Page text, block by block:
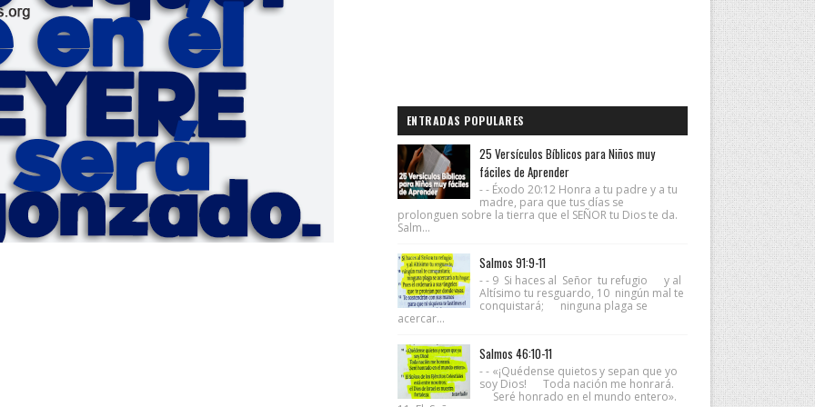
ENTRADAS POPULARES
25 Versículos Bíblicos para Niños muy
fáciles de Aprender
- - Éxodo 20:12 Honra a tu padre y a tu
madre, para que tus días se
prolonguen sobre la tierra que el SEÑOR tu Dios te da.
Salm...
Salmos 91:9-11
- - 9 Si haces al Señor tu refugio y al
Altísimo tu resguardo, 10 ningún mal te
conquistará; ninguna plaga se
acercar...
Salmos 46:10-11
- - «¡Quédense quietos y sepan que yo
soy Dios! Toda nación me honrará.
Seré honrado en el mundo entero».